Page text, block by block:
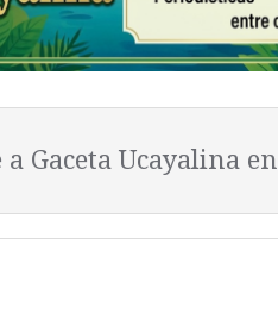
a Gaceta Ucayalina en